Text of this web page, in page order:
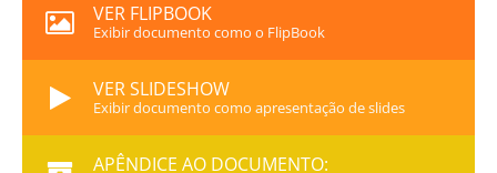
VER FLIPBOOK
Exibir documento como o FlipBook
VER SLIDESHOW
Exibir documento como apresentação de slides
APÊNDICE AO DOCUMENTO: